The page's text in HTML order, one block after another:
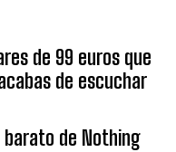
de 99 euros que
de escuchar
de Nothing